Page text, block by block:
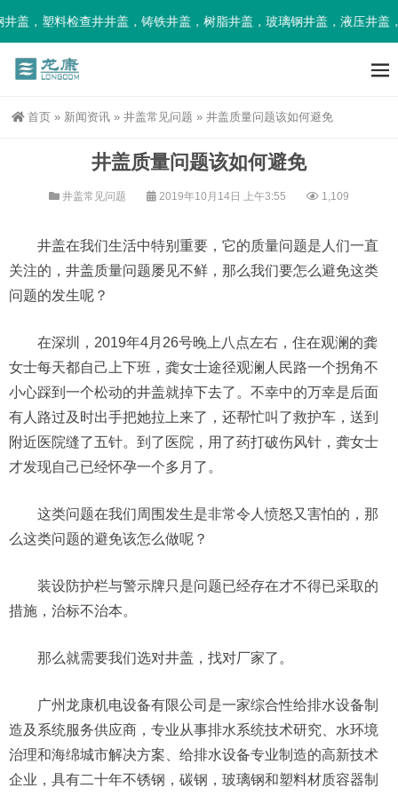
盖，塑料检查井井盖，铸铁井盖，树脂井盖，玻璃钢井盖，液压井盖
首页 » 新闻资讯 » 井盖常见问题 » 井盖质量问题该如何避免
井盖质量问题该如何避免
井盖常见问题 2019年10月14日 上午3:55 1,109
井盖在我们生活中特别重要，它的质量问题是人们一直
关注的，井盖质量问题屡见不鲜，那么我们要怎么避免这类
问题的发生呢？
在深圳，2019年4月26号晚上八点左右，住在观澜的龚
女士每天都自己上下班，龚女士途径观澜人民路一个拐角不
小心踩到一个松动的井盖就掉下去了。不幸中的万幸是后面
有人路过及时出手把她拉上来了，还帮忙叫了救护车，送到
附近医院缝了五针。到了医院，用了药打破伤风针，龚女士
才发现自己已经怀孕一个多月了。
这类问题在我们周围发生是非常令人愤怒又害怕的，那
么这类问题的避免该怎么做呢？
装设防护栏与警示牌只是问题已经存在才不得已采取的
措施，治标不治本。
那么就需要我们选对井盖，找对厂家了。
广州龙康机电设备有限公司是一家综合性给排水设备制
造及系统服务供应商，专业从事排水系统技术研究、水环境
治理和海绵城市解决方案、给排水设备专业制造的高新技术
企业，具有二十年不锈钢，碳钢，玻璃钢和塑料材质容器制